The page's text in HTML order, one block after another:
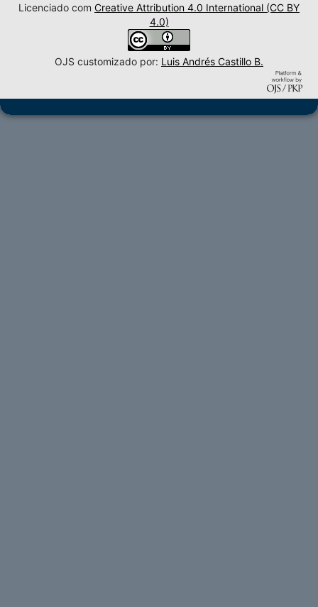
Licenciado com Creative Attribution 4.0 International (CC BY
4.0)
OJS customizado por: Luis Andrés Castillo B.